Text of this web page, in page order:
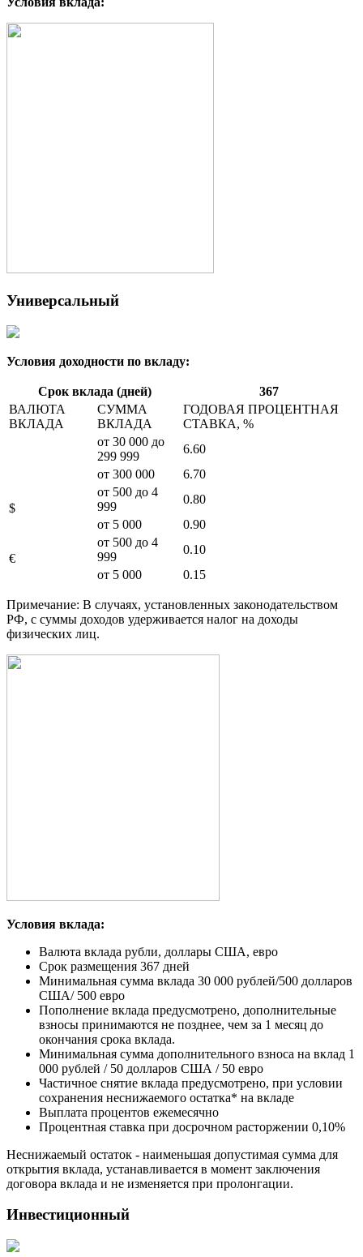
Универсальный
Условия доходности по вкладу:
Срок вклада (дней)
367
ВАЛЮТА
ВКЛАДА
СУММА
ВКЛАДА
ГОДОВАЯ ПРОЦЕНТНАЯ
СТАВКА, %
от 30 000 до
299 999
6.60
от 300 000
6.70
$
от 500 до 4
999
0.80
от 5 000
0.90
€
от 500 до 4
999
0.10
от 5 000
0.15
Примечание: В случаях, установленных законодательством
РФ, с суммы доходов удерживается налог на доходы
физических лиц.
Условия вклада:
Валюта вклада рубли, доллары США, евро
Срок размещения 367 дней
Минимальная сумма вклада 30 000 рублей/500 долларов
США/ 500 евро
Пополнение вклада предусмотрено, дополнительные
взносы принимаются не позднее, чем за 1 месяц до
окончания срока вклада.
Минимальная сумма дополнительного взноса на вклад 1
000 рублей / 50 долларов США / 50 евро
Частичное снятие вклада предусмотрено, при условии
сохранения неснижаемого остатка* на вкладе
Выплата процентов ежемесячно
Процентная ставка при досрочном расторжении 0,10%
Неснижаемый остаток - наименьшая допустимая сумма для
открытия вклада, устанавливается в момент заключения
договора вклада и не изменяется при пролонгации.
Инвестиционный